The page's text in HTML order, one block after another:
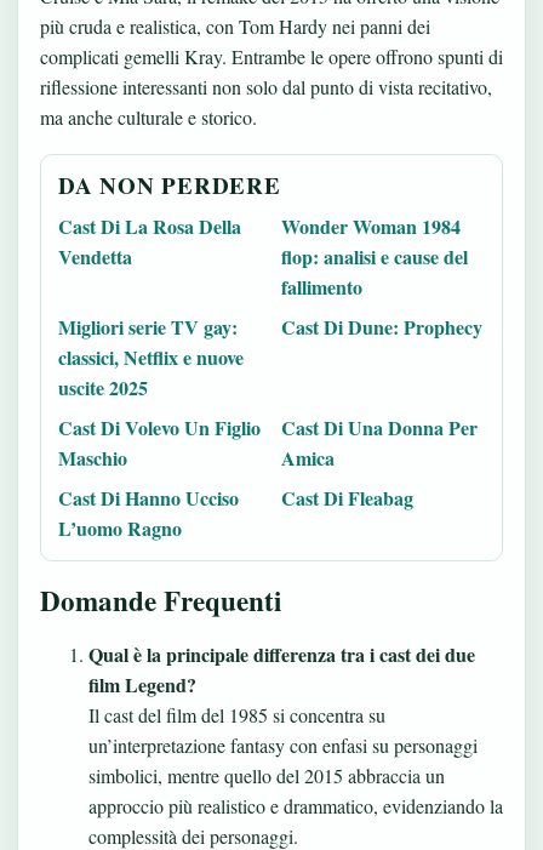
più cruda e realistica, con Tom Hardy nei panni dei
complicati gemelli Kray. Entrambe le opere offrono spunti di
riflessione interessanti non solo dal punto di vista recitativo,
ma anche culturale e storico.
DA NON PERDERE
Cast Di La Rosa Della
Vendetta
Wonder Woman 1984
flop: analisi e cause del
fallimento
Migliori serie TV gay:
classici, Netflix e nuove
uscite 2025
Cast Di Dune: Prophecy
Cast Di Volevo Un Figlio
Maschio
Cast Di Una Donna Per
Amica
Cast Di Hanno Ucciso
L’uomo Ragno
Cast Di Fleabag
Domande Frequenti
Qual è la principale differenza tra i cast dei due
film Legend?
Il cast del film del 1985 si concentra su
un’interpretazione fantasy con enfasi su personaggi
simbolici, mentre quello del 2015 abbraccia un
approccio più realistico e drammatico, evidenziando la
complessità dei personaggi.